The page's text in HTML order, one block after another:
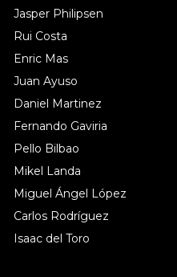
Jasper Philipsen
Rui Costa
Enric Mas
Juan Ayuso
Daniel Martinez
Fernando Gaviria
Pello Bilbao
Mikel Landa
Miguel Ángel López
Carlos Rodríguez
Isaac del Toro